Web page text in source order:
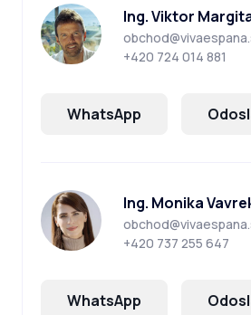
Ing. Viktor
+420 724 014 881
WhatsApp
Ing. Monika
+420 737 255 647
WhatsApp